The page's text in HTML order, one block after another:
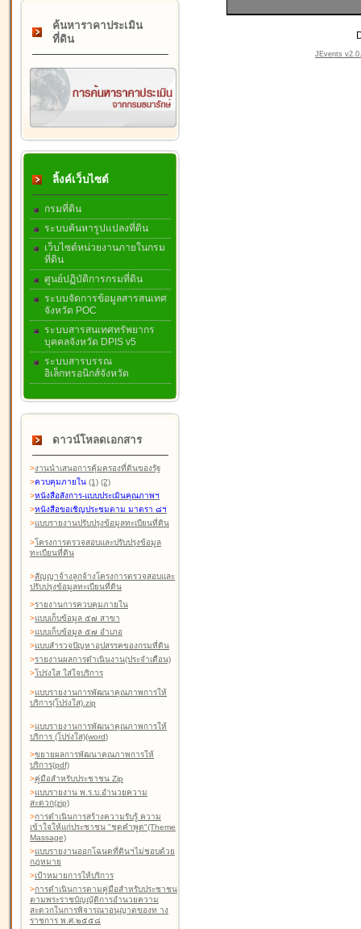
ค้นหาราคาประเมิน
ที่ดิน
ลิ้งค์เว็บไซต์
กรมที่ดิน
ระบบค้นหารูปแปลงที่ดิน
เว็บไซต์หน่วยงานภายในกรม
ที่ดิน
ศูนย์ปฏิบัติการกรมที่ดิน
ระบบจัดการข้อมูลสารสนเทศ
จังหวัด POC
ระบบสารสนเทศทรัพยากร
บุคคลจังหวัด DPIS v5
ระบบสารบรรณ
อิเล็กทรอนิกส์จังหวัด
ดาวน์โหลดเอกสาร
>งานนำเสนอการคุ้มครองที่ดินของรัฐ
>ควบคุมภายใน (1) (2)
>หนังสือสังการ-แบบประเมินคุณภาพฯ
>หนังสือขอเชิญประชุมตาม มาตรา ๘ฯ
>แบบรายงานปรับปรุงข้อมูลทะเบียนที่ดิน
>โครงการตรวจสอบและปรับปรุงข้อมูล
ทะเบียนที่ดิน
>สัญญาจ้างลูกจ้างโครงการตรวจสอบและ
ปรับปรุงข้อมูลทะเบียนที่ดิน
>รายงานการควบคุมภายใน
>แบบเก็บข้อมูล ๕๗ สาขา
>แบบเก็บข้อมูล ๕๗ อำเภอ
>แบบสำรวจปัญหาอุปสรรคของกรมที่ดิน
>รายงานผลการดำเนินงาน(ประจำเดือน)
>โปร่งใส ใส่ใจบริการ
>แบบรายงานการพัฒนาคุณภาพการให้
บริการ(โปร่งใส).zip
>แบบรายงานการพัฒนาคุณภาพการให้
บริการ (โปร่งใส)(word)
>ขยายผลการพัฒนาคุณภาพการให้
บริการ(pdf)
>คู่มือสำหรับประชาชน Zip
>แบบรายงาน พ.ร.บ.อำนวยความ
สะดวก(zip)
>การดำเนินการสร้างความรับรู้ ความ
เข้าใจให้แก่ประชาชน "ชุดคำพูด"(Theme
Massage)
>แบบรายงานออกโฉนดที่ดินฯไม่ชอบด้วย
กฎหมาย
>เป้าหมายการให้บริการ
>การดำเนินการตามคู่มือสำหรับประชาชน
ตามพระราชบัญญัติการอำนวยความ
สะดวกในการพิจารณาอนุญาตของท าง
ราชการ พ.ศ.๒๕๕๘
JEvents